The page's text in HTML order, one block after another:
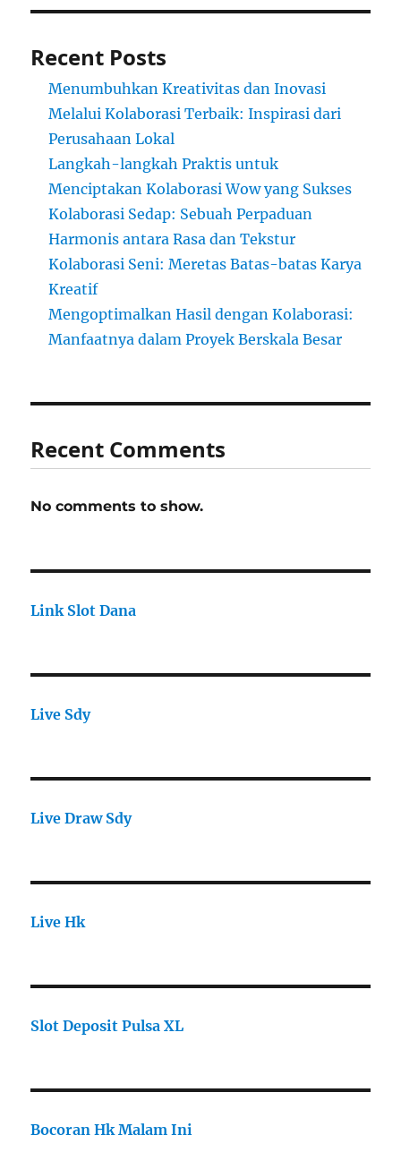
Recent Posts
Menumbuhkan Kreativitas dan Inovasi
Melalui Kolaborasi Terbaik: Inspirasi dari
Perusahaan Lokal
Langkah-langkah Praktis untuk
Menciptakan Kolaborasi Wow yang Sukses
Kolaborasi Sedap: Sebuah Perpaduan
Harmonis antara Rasa dan Tekstur
Kolaborasi Seni: Meretas Batas-batas Karya
Kreatif
Mengoptimalkan Hasil dengan Kolaborasi:
Manfaatnya dalam Proyek Berskala Besar
Recent Comments
No comments to show.
Link Slot Dana
Live Sdy
Live Draw Sdy
Live Hk
Slot Deposit Pulsa XL
Bocoran Hk Malam Ini